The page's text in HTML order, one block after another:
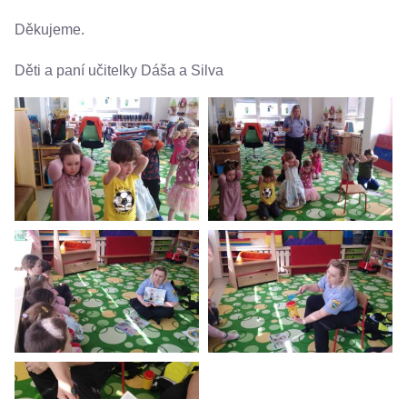
Děkujeme.
Děti a paní učitelky Dáša a Silva